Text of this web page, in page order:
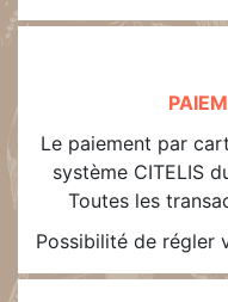
Le paiement par
système CITELIS
Toutes les
Possibilité de régler